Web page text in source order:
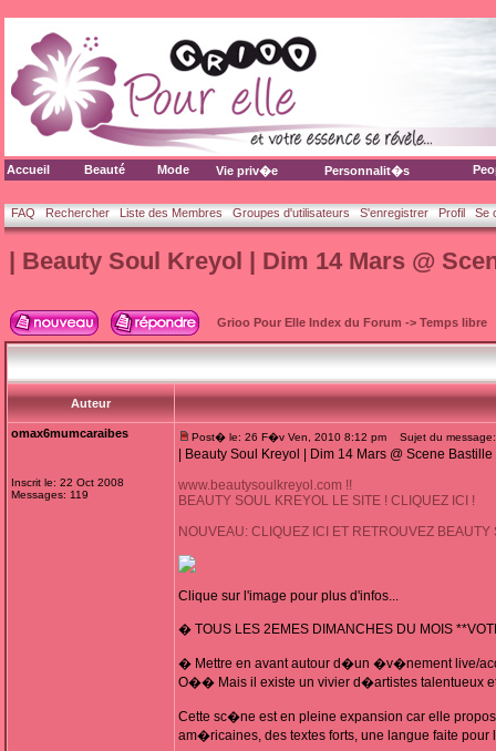
Accueil Beauté Mode Vie priv�e Personnalit�s
FAQ Rechercher Liste des Membres Groupes d'utilisateurs S'enregistrer Profil Se
| Beauty Soul Kreyol | Dim 14 Mars @
Grioo Pour Elle Index du Forum -> Temps libre
Auteur
omax6mumcaraibes
Inscrit le: 22 Oct 2008
Messages: 119
Post� le: 26 F�v Ven, 2010 8:12 pm Sujet du
| Beauty Soul Kreyol | Dim 14 Mars @ Scene Bastille
www.beautysoulkreyol.com !!
BEAUTY SOUL KREYOL LE SITE ! CLIQUEZ ICI !
NOUVEAU: CLIQUEZ ICI ET RETROUVEZ
Clique sur l'image pour plus d'infos...
� TOUS LES 2EMES DIMANCHES DU MOIS
� Mettre en avant autour d�un �v�nement live/
O�� Mais il existe un vivier d�artistes talentueux
Cette sc�ne est en pleine expansion car elle
am�ricaines, des textes forts, une langue faite